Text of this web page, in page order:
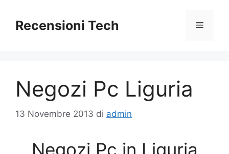
contenuto
Recensioni Tech Menu
Negozi Pc Liguria
13 Novembre 2013 di admin
Negozi Pc in Liguria